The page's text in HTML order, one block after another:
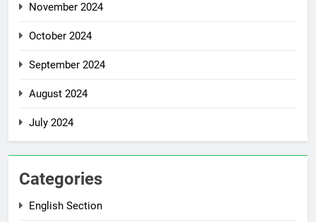
November 2024
October 2024
September 2024
August 2024
July 2024
Categories
English Section